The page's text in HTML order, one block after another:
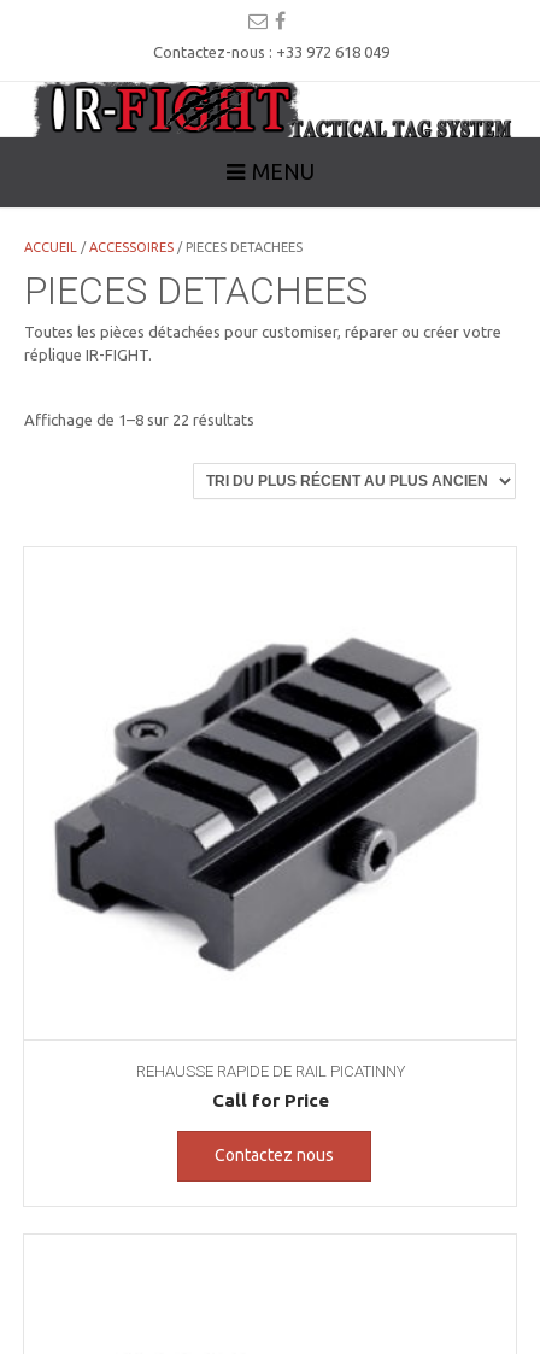
Contactez-nous : +33 972 618 049
MENU
ACCUEIL /ACCESSOIRES / PIECES DETACHEES
PIECES DETACHEES
Toutes les pièces détachées pour customiser, réparer ou créer votre
réplique IR-FIGHT.
Affichage de 1–8 sur 22 résultats
plus
récent
REHAUSSE RAPIDE DE RAIL PICATINNY
Call for Price
Contactez nous